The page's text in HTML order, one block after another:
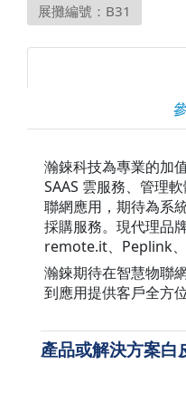
展攤編號：B31
瀚錸科技為專業的加
SAAS 雲服務、管理
聯網應用，期待為系
採購服務。現代理品牌
remote.it、Peplink
瀚錸期待在智慧物聯
到應用提供客戶全方
產品或解決方案白